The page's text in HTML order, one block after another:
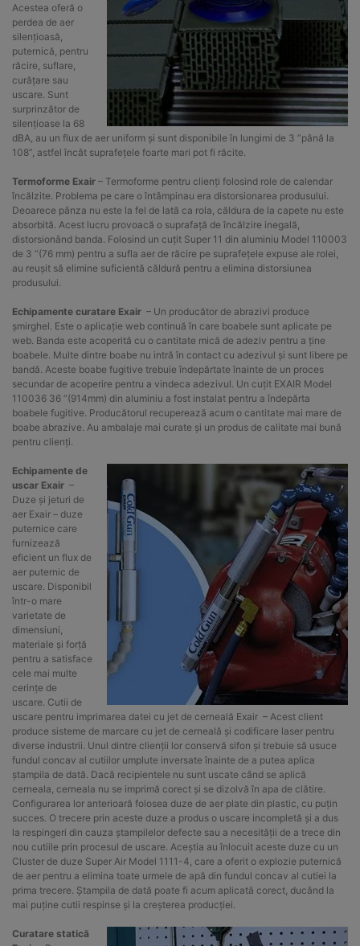
Acestea oferă o
perdea de aer
silențioasă,
puternică, pentru
răcire, suflare,
curățare sau
uscare. Sunt
surprinzător de
silențioase la 68
dBA, au un flux de aer uniform și sunt disponibile în lungimi de 3 ”până la
108”, astfel încât suprafețele foarte mari pot fi răcite.
Termoforme Exair – Termoforme pentru clienți folosind role de calendar
încălzite. Problema pe care o întâmpinau era distorsionarea produsului.
Deoarece pânza nu este la fel de lată ca rola, căldura de la capete nu este
absorbită. Acest lucru provoacă o suprafață de încălzire inegală,
distorsionând banda. Folosind un cuțit Super 11 din aluminiu Model 110003
de 3 “(76 mm) pentru a sufla aer de răcire pe suprafețele expuse ale rolei,
au reușit să elimine suficientă căldură pentru a elimina distorsiunea
produsului.
Echipamente curatare Exair – Un producător de abrazivi produce
șmirghel. Este o aplicație web continuă în care boabele sunt aplicate pe
web. Banda este acoperită cu o cantitate mică de adeziv pentru a ține
boabele. Multe dintre boabe nu intră în contact cu adezivul și sunt libere pe
bandă. Aceste boabe fugitive trebuie îndepărtate înainte de un proces
secundar de acoperire pentru a vindeca adezivul. Un cuțit EXAIR Model
110036 36 “(914mm) din aluminiu a fost instalat pentru a îndepărta
boabele fugitive. Producătorul recuperează acum o cantitate mai mare de
boabe abrazive. Au ambalaje mai curate și un produs de calitate mai bună
pentru clienți.
Echipamente de
uscar Exair –
Duze și jeturi de
aer Exair – duze
puternice care
furnizează
eficient un flux de
aer puternic de
uscare. Disponibil
într-o mare
varietate de
dimensiuni,
materiale și forță
pentru a satisface
cele mai multe
cerințe de
uscare. Cutii de
uscare pentru imprimarea datei cu jet de cerneală Exair – Acest client
produce sisteme de marcare cu jet de cerneală și codificare laser pentru
diverse industrii. Unul dintre clienții lor conservă sifon și trebuie să usuce
fundul concav al cutiilor umplute inversate înainte de a putea aplica
ștampila de dată. Dacă recipientele nu sunt uscate când se aplică
cerneala, cerneala nu se imprimă corect și se dizolvă în apa de clătire.
Configurarea lor anterioară folosea duze de aer plate din plastic, cu puțin
succes. O trecere prin aceste duze a produs o uscare incompletă și a dus
la respingeri din cauza ștampilelor defecte sau a necesității de a trece din
nou cutiile prin procesul de uscare. Aceștia au înlocuit aceste duze cu un
Cluster de duze Super Air Model 1111-4, care a oferit o explozie puternică
de aer pentru a elimina toate urmele de apă din fundul concav al cutiei la
prima trecere. Ștampila de dată poate fi acum aplicată corect, ducând la
mai puține cutii respinse și la creșterea producției.
Curatare statică